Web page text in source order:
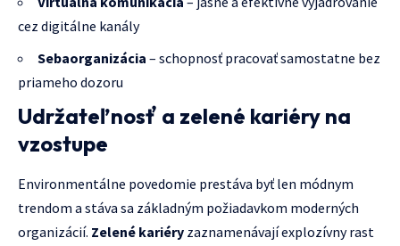
cez digitálne kanály
Sebaorganizácia – schopnosť pracovať samostatne bez
priameho dozoru
Udržateľnosť a zelené kariéry na
vzostupe
Environmentálne povedomie prestáva byť len módnym
trendom a stáva sa základným požiadavkom moderných
organizácií. Zelené kariéry zaznamenávají explozívny rast